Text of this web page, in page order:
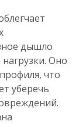
дышло
Оно
что
уберечь